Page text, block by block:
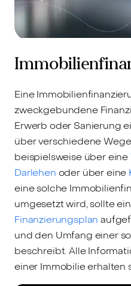
Eine
zweckgebundene
Erwerb oder Sanierung
über verschiedene
beispielsweise über eine
Darlehen oder über eine
eine solche
umgesetzt wird, sollte
Finanzierungsplan
und den Umfang einer
beschreibt. Alle
einer Immobilie erhalten